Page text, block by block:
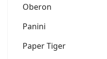
Oberon
Panini
Paper Tiger